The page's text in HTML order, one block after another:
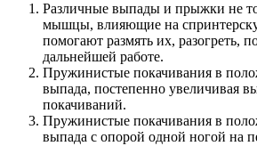
Различные выпады и прыжки не
мышцы, влияющие на
помогают размять их, разогреть,
дальнейшей работе.
Пружинистые покачивания в
выпада, постепенно увеличивая
покачиваний.
Пружинистые покачивания в
выпада с опорой одной ногой на